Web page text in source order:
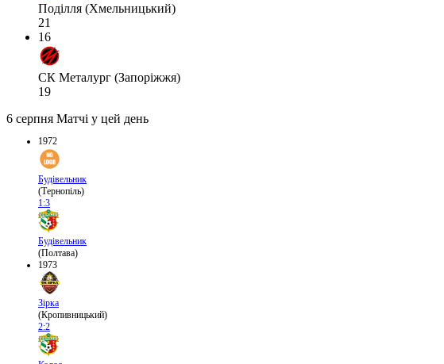
Поділля (Хмельницький)
21
16
СК Металург (Запоріжжя)
19
6 серпня Матчі у цей день
1972
Будівельник
(Тернопіль)
1:3
Будівельник
(Полтава)
1973
Зірка
(Кропивницький)
2:2